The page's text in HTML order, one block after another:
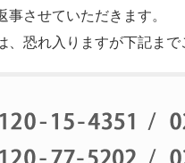
させていただきます。
恐れ入りますが下記まで